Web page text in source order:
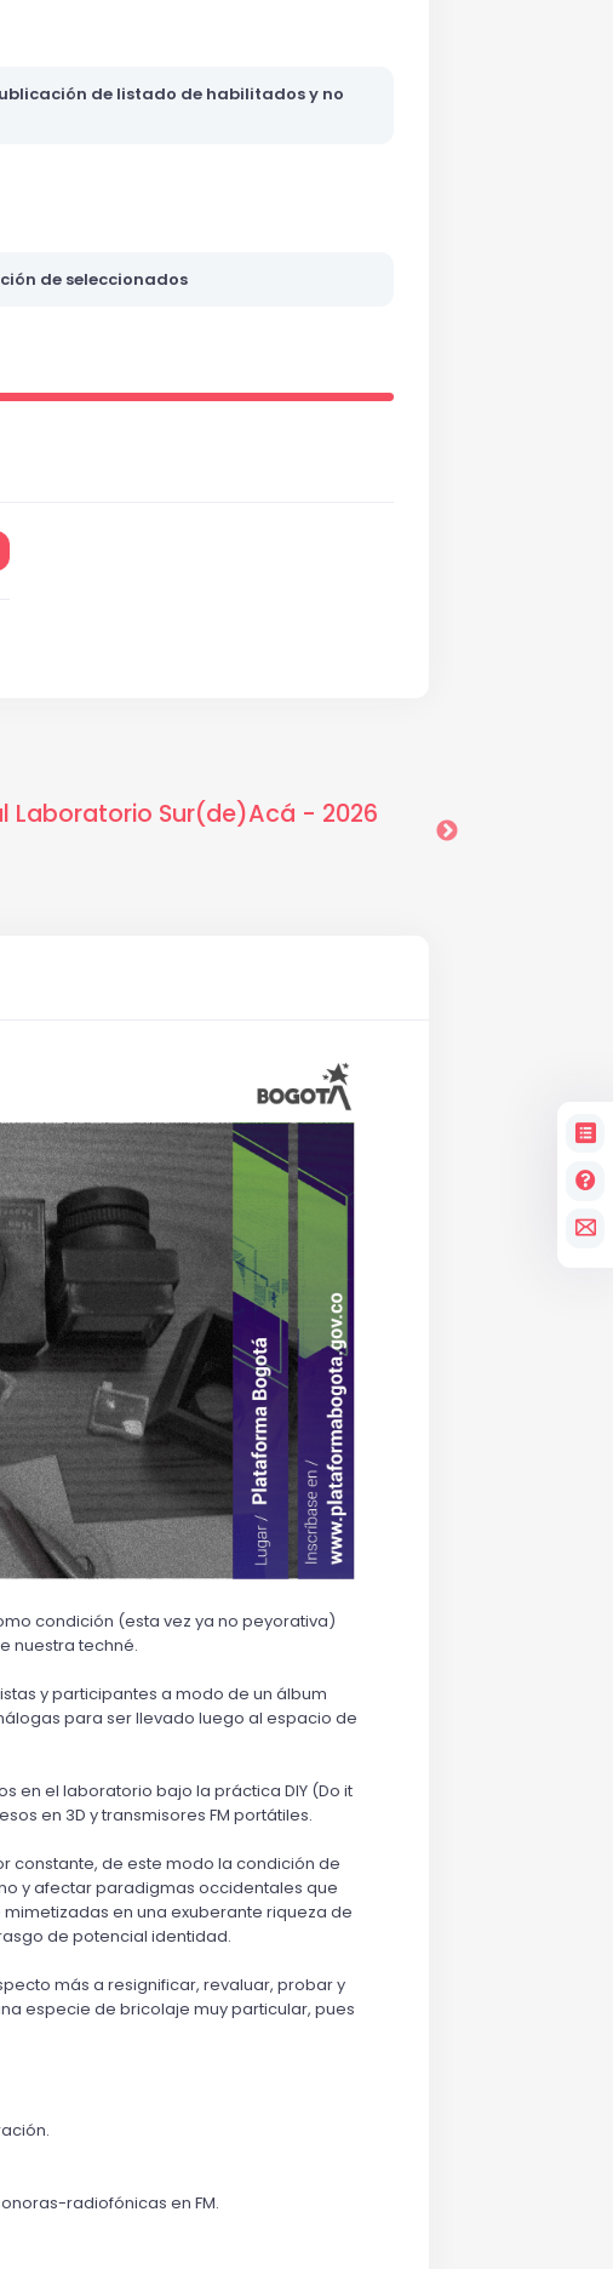
de listado de habilitados y no
de seleccionados
Laboratorio Sur(de)Acá - 2026
25-06-2026
2026
condición (esta vez ya no peyorativa)
nuestra techné.
y participantes a modo de un álbum
para ser llevado luego al espacio de
en el laboratorio bajo la práctica DIY (Do it
en 3D y transmisores FM portátiles.
constante, de este modo la condición de
y afectar paradigmas occidentales que
en una exuberante riqueza de
de potencial identidad.
más a resignificar, revaluar, probar y
especie de bricolaje muy particular, pues
radiofónicas en FM.